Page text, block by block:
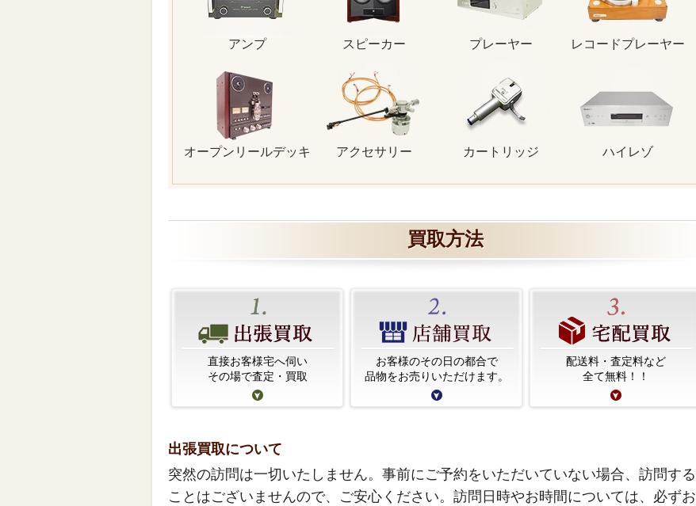
アンプ スピーカー プレーヤー レコードプレーヤー
オープンリールデッキ アクセサリー カートリッジ ハイレゾ
買取方法
直接お客様宅へ伺い
その場で査定・買取
お客様のその日の都合で
品物をお売りいただけます。
配送料・査定料など
全て無料！！
出張買取について
突然の訪問は一切いたしません。事前にご予約をいただいていない場合、訪問する
ことはございませんので、ご安心ください。訪問日時やお時間については、必ずお